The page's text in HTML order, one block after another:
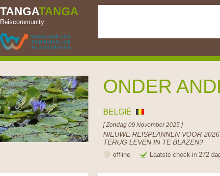
TANGATANGA
Reiscommunity
ONDER
BELGIË
[ Zondag 09 November 2025 ]
NIEUWE REISPLANNEN VOOR
TERUG LEVEN IN TE BLAZEN?
offline Laatste check-in 272